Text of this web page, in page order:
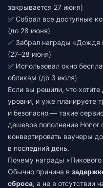
закрывается 27 июня)
✅ Собрал все доступные
(до 28 июня)
✅ Забрал награды «Дождя
(27–28 июня)
✅ Использовал окно
обликам (до 3 июля)
Если вы решили, что
уровни, и уже планируете
и безопасно — такие
дешевое пополнение Honor
конвертировать ваучеры
в последний день.
Почему награды
Обычно причина в
сброса, а не в отсутствии